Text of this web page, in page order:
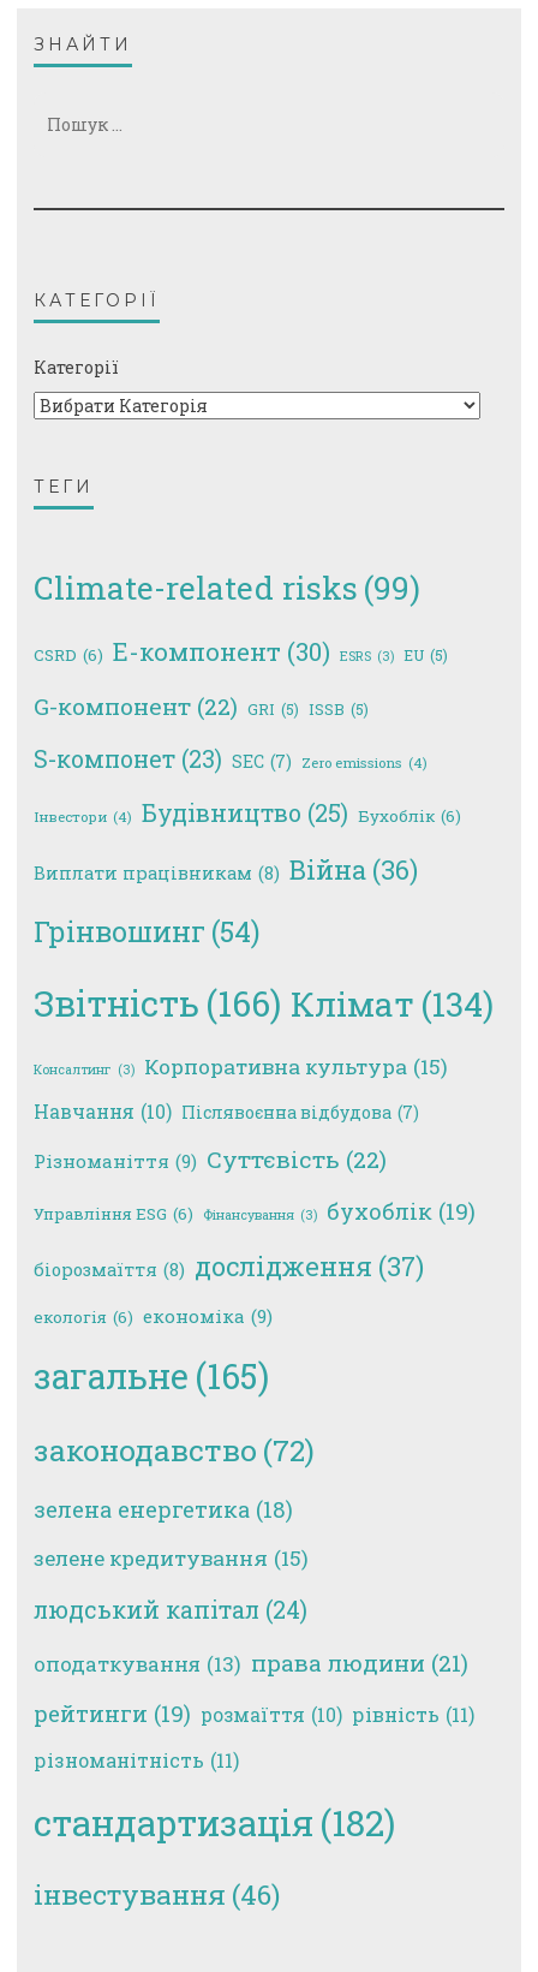
ЗНАЙТИ
КАТЕГОРІЇ
Категорії
ТЕГИ
Climate-related risks (99)
CSRD (6) E-компонент (30) ESRS (3) EU (5)
G-компонент (22) GRI (5) ISSB (5)
S-компонет (23) SEC (7) Zero emissions (4)
Інвестори (4) Будівництво (25) Бухоблік (6)
Виплати працівникам (8) Війна (36)
Грінвошинг (54)
Звітність (166) Клімат (134)
Консалтинг (3) Корпоративна культура (15)
Навчання (10) Післявоєнна відбудова (7)
Різноманіття (9) Суттєвість (22)
Управління ESG (6) Фінансування (3) бухоблік (19)
біорозмаїття (8) дослідження (37)
екологія (6) економіка (9)
загальне (165)
законодавство (72)
зелена енергетика (18)
зелене кредитування (15)
людський капітал (24)
оподаткування (13) права людини (21)
рейтинги (19) розмаїття (10) рівність (11)
різноманітність (11)
стандартизація (182)
інвестування (46)